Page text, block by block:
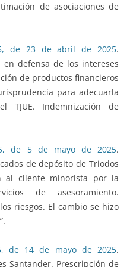
de asociaciones de
de 23 de abril de 2025.
en defensa de los intereses
de productos financieros
para adecuarla
Indemnización de
de 5 de mayo de 2025.
de depósito de Triodos
al cliente minorista por la
de asesoramiento.
riesgos. El cambio se hizo
de 14 de mayo de 2025.
Santander. Prescripción de